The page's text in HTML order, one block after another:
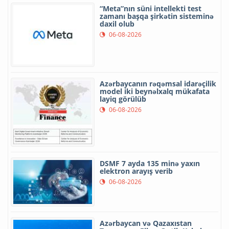
“Meta”nın süni intellekti test
zamanı başqa şirkətin sisteminə
daxil olub
06-08-2026
Azərbaycanın rəqəmsal idarəçilik
model iki beynəlxalq mükafata
layiq görülüb
06-08-2026
DSMF 7 ayda 135 minə yaxın
elektron arayış verib
06-08-2026
Azərbaycan və Qazaxıstan